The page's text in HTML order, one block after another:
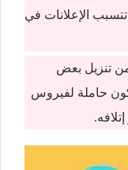
الإعلانات في
تنزيل بعض
حاملة لفيروس